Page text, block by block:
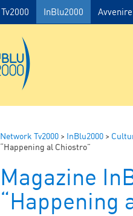
Tv2000 InBlu2000 Avvenire
Network Tv2000 > InBlu2000 >
“Happening al Chiostro”
Magazine
“Happening